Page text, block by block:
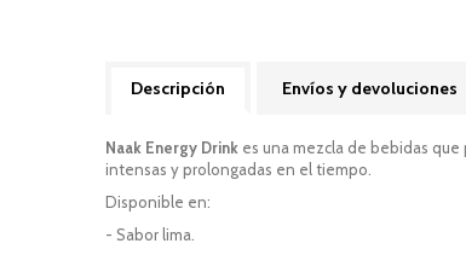
Descripción Envíos y devoluciones
Naak Energy Drink es una mezcla de bebidas
intensas y prolongadas en el tiempo.
Disponible en:
- Sabor lima.